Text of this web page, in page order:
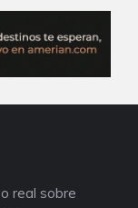
real sobre